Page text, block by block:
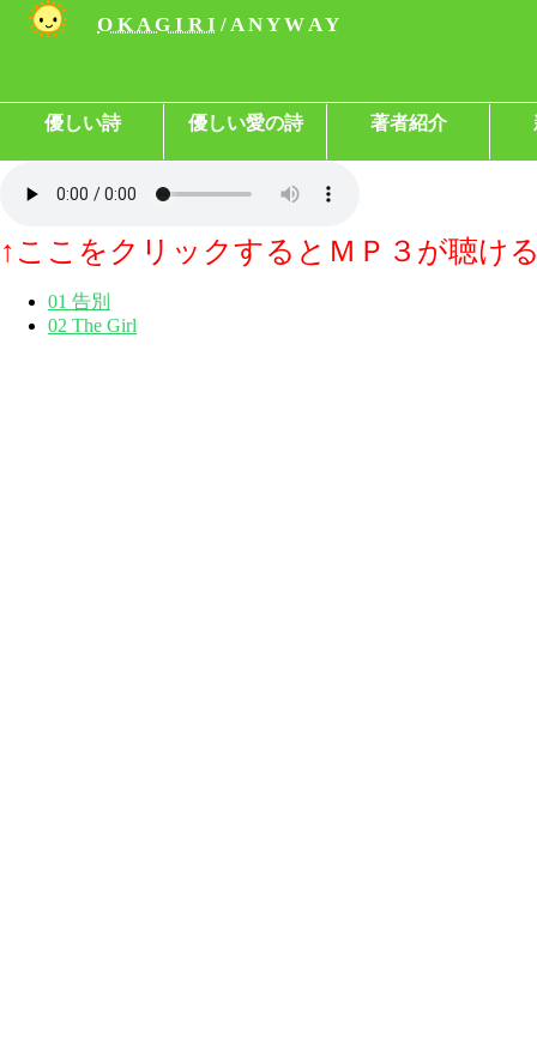
O K A G I R I / A N Y W A Y
優しい詩 優しい愛の詩 著者紹介
↑ここをクリックするとＭＰ３が聴け
01 告別
02 The Girl